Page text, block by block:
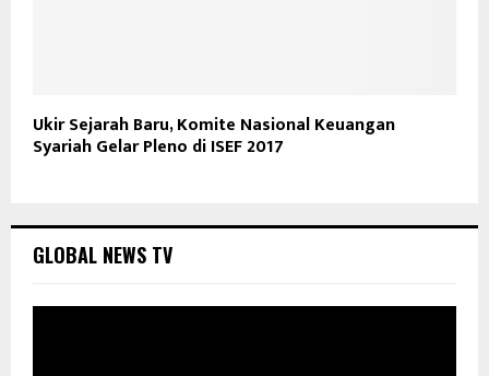
Ukir Sejarah Baru, Komite Nasional Keuangan
Syariah Gelar Pleno di ISEF 2017
GLOBAL NEWS TV